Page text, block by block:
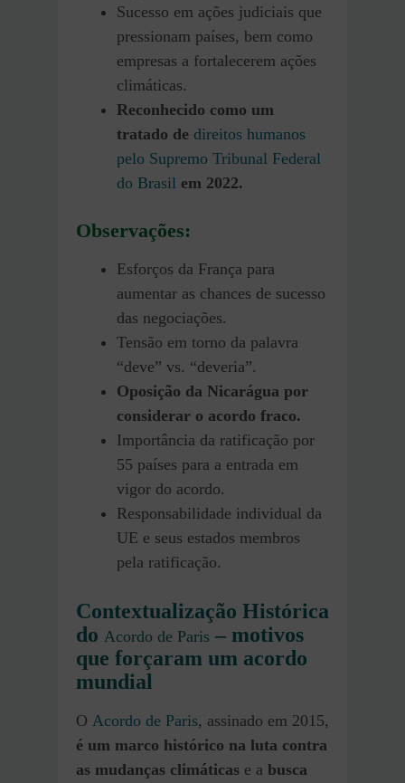
Sucesso em ações judiciais que
pressionam países, bem como
empresas a fortalecerem ações
climáticas.
Reconhecido como um
tratado de direitos humanos
pelo Supremo Tribunal Federal
do Brasil em 2022.
Observações:
Esforços da França para
aumentar as chances de sucesso
das negociações.
Tensão em torno da palavra
“deve” vs. “deveria”.
Oposição da Nicarágua por
considerar o acordo fraco.
Importância da ratificação por
55 países para a entrada em
vigor do acordo.
Responsabilidade individual da
UE e seus estados membros
pela ratificação.
Contextualização Histórica
do Acordo de Paris – motivos
que forçaram um acordo
mundial
O Acordo de Paris, assinado em 2015,
é um marco histórico na luta contra
as mudanças climáticas e a busca